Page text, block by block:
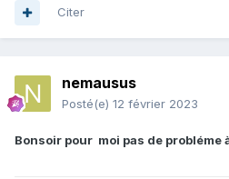
Citer
nemausus
Posté(e) 12 février 2023
Bonsoir pour moi pas de probléme